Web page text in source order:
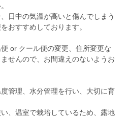
日中の気温が高いと傷んでしまう
おすすめしております。
or クール便の変更、住所変更な
せんので、お間違えのないようお
管理、水分管理を行い、大切に育
、温室で栽培しているため、露地